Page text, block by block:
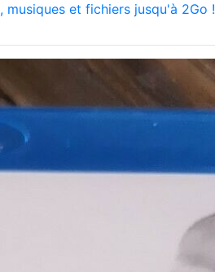
et fichiers jusqu'à 2Go !